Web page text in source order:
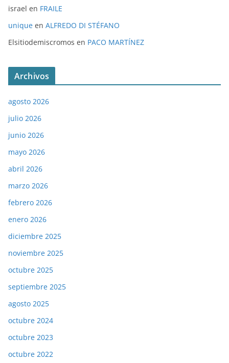
israel en FRAILE
unique en ALFREDO DI STÉFANO
Elsitiodemiscromos en PACO MARTÍNEZ
Archivos
agosto 2026
julio 2026
junio 2026
mayo 2026
abril 2026
marzo 2026
febrero 2026
enero 2026
diciembre 2025
noviembre 2025
octubre 2025
septiembre 2025
agosto 2025
octubre 2024
octubre 2023
octubre 2022